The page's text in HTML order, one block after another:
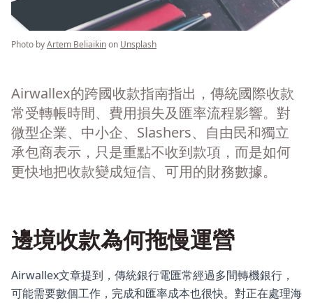
Photo byArtem Beliaikinon Unsplash
Airwallex的跨國收款指南指出，傳統國際收款
常受轉帳時間、費用損失及匯率流程影響。對
微型企業、中小企、Slashers、自由民和獨立
承包商表示，只是重點不收到款項，而是如何
更快地把收款變成短信、可用的財務數據。
邊境收款為何拖慢運營
Airwallex文章提到，傳統銀行電匯常經過多間轉機銀行，
可能需要數個工作，完成和匯率成本也很快。對正在處理海